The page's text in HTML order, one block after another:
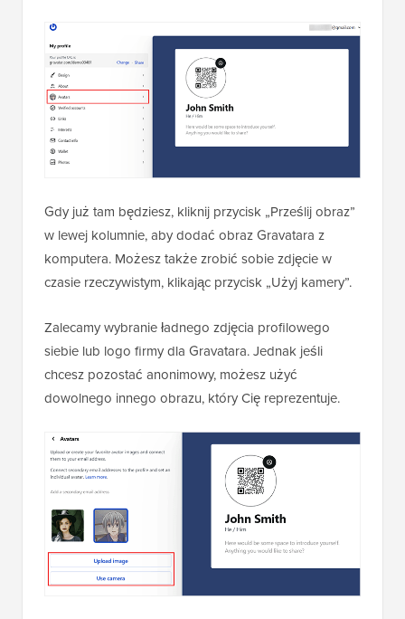
Gdy już tam będziesz, kliknij przycisk „Prześlij obraz”
w lewej kolumnie, aby dodać obraz Gravatara z
komputera. Możesz także zrobić sobie zdjęcie w
czasie rzeczywistym, klikając przycisk „Użyj kamery”.
Zalecamy wybranie ładnego zdjęcia profilowego
siebie lub logo firmy dla Gravatara. Jednak jeśli
chcesz pozostać anonimowy, możesz użyć
dowolnego innego obrazu, który Cię reprezentuje.